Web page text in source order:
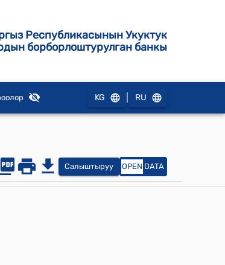
Республикасынын Укуктук
борборлоштурулган банкы
KG RU
Салыштыруу OPEN DATA